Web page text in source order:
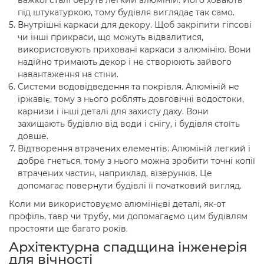
під штукатуркою, тому будівля виглядає так само.
Внутрішні каркаси для декору. Щоб закріпити гіпсові
чи інші прикраси, що можуть відвалитися,
використовують приховані каркаси з алюмінію. Вони
надійно тримають декор і не створюють зайвого
навантаження на стіни.
Системи водовідведення та покрівля. Алюміній не
іржавіє, тому з нього роблять довговічні водостоки,
карнизи і інші деталі для захисту даху. Вони
захищають будівлю від води і снігу, і будівля стоїть
довше.
Відтворення втрачених елементів. Алюміній легкий і
добре гнеться, тому з нього можна зробити точні копії
втрачених частин, наприклад, візерунків. Це
допомагає повернути будівлі її початковий вигляд.
Коли ми використовуємо алюмінієві деталі, як-от
профіль, тавр чи трубу, ми допомагаємо цим будівлям
простояти ще багато років.
Архітектурна спадщина інженерія
для вічності